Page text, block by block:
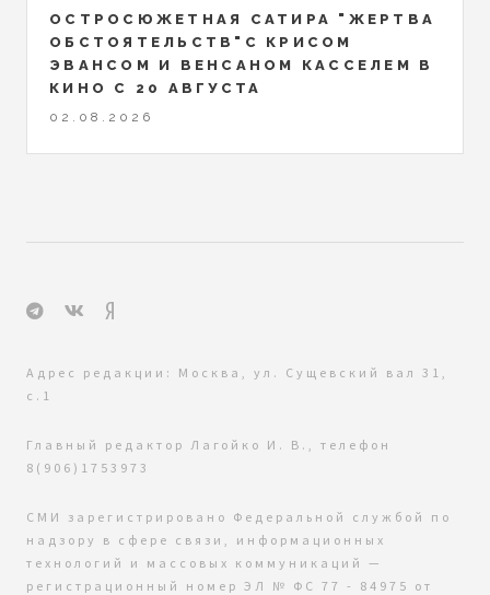
ОСТРОСЮЖЕТНАЯ САТИРА "ЖЕРТВА
ОБСТОЯТЕЛЬСТВ"С КРИСОМ
ЭВАНСОМ И ВЕНСАНОМ КАССЕЛЕМ В
КИНО С 20 АВГУСТА
02.08.2026
Адрес редакции: Москва, ул. Сущевский вал 31,
с.1
Главный редактор Лагойко И. В., телефон
8(906)1753973
СМИ зарегистрировано Федеральной службой по
надзору в сфере связи, информационных
технологий и массовых коммуникаций —
регистрационный номер ЭЛ № ФС 77 - 84975 от